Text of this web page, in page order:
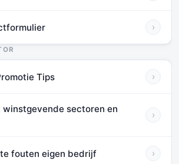
›
Tips ›
winstgevende sectoren en
›
fouten eigen bedrijf ›